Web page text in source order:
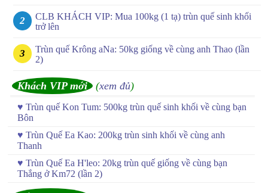
CLB KHÁCH VIP: Mua 100kg (1 tạ) trùn quế sinh khối
trở lên
Trùn quế Krông aNa: 50kg giống về cùng anh Thao (lần
2)
Khách VIP mới (xem đủ)
♥ Trùn quế Kon Tum: 500kg trùn quế sinh khối về cùng bạn
Bôn
♥ Trùn Quế Ea Kao: 200kg trùn sinh khối về cùng anh
Thanh
♥ Trùn Quế Ea H'leo: 20kg trùn quế giống về cùng bạn
Thắng ở Km72 (lần 2)